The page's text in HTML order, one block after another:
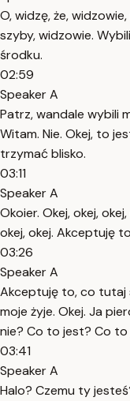
O, widzę, że,
szyby, widzowie.
środku.
02:59
Speaker A
Patrz, wandale wybili
Witam. Nie. Okej, to
trzymać blisko.
03:11
Speaker A
Okoier. Okej, okej,
okej, okej. Akceptuję
03:26
Speaker A
Akceptuję to, co tutaj
moje żyje. Okej. Ja
nie? Co to jest? Co
03:41
Speaker A
Halo? Czemu ty